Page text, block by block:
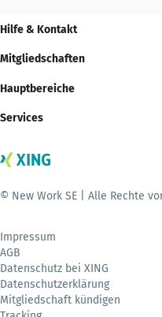
Hilfe & Kontakt
Mitgliedschaften
Hauptbereiche
Services
© New Work SE | Alle Rechte
Impressum
AGB
Datenschutz bei XING
Datenschutzerklärung
Mitgliedschaft kündigen